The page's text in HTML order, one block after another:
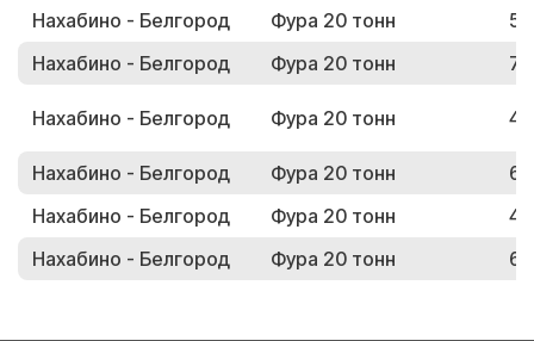
Нахабино - Белгород Фура 20 тонн
Нахабино - Белгород
Фура 20 тонн
Нахабино - Белгород Фура 20 тонн
Нахабино - Белгород Фура 20 тонн
Нахабино - Белгород
Фура 20 тонн
Нахабино - Белгород
Фура 20 тонн